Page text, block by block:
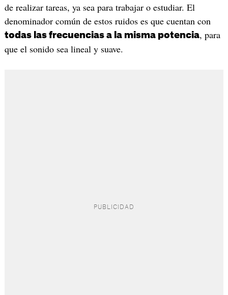
de realizar tareas, ya sea para trabajar o estudiar. El
denominador común de estos ruidos es que cuentan con
todas las frecuencias a la misma potencia, para
que el sonido sea lineal y suave.